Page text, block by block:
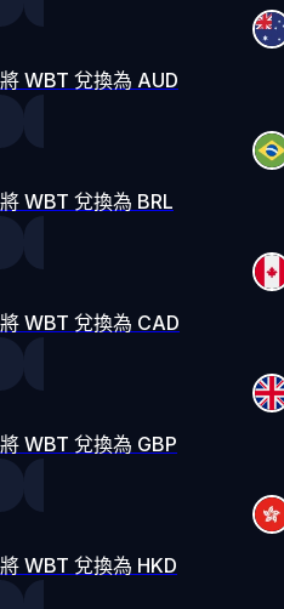
將 WBT 兌換為 AUD
將 WBT 兌換為 BRL
將 WBT 兌換為 CAD
將 WBT 兌換為 GBP
將 WBT 兌換為 HKD